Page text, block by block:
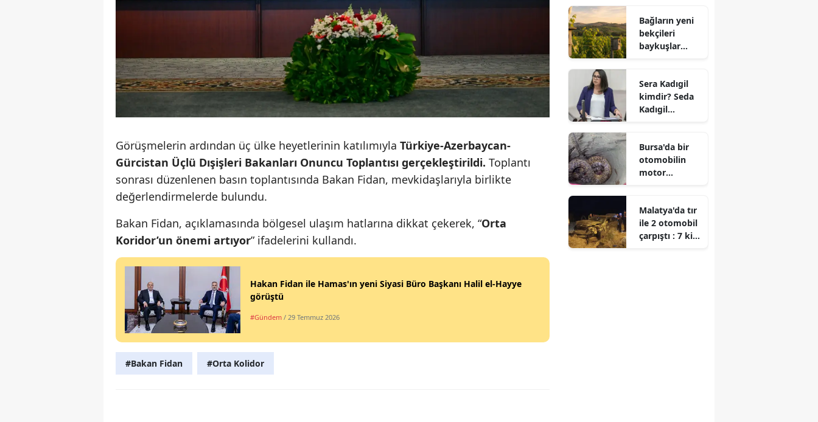
Kayseri
Kırklareli
Kırşehir
Kocaeli
Konya
Kütahya
Malatya
Kahramanmaraş
Mardin
Nevşehir
Niğde
Görüşmelerin ardından üç ülke heyetlerinin katılımıyla Türkiye-Azerbaycan-
Gürcistan Üçlü Dışişleri Bakanları Onuncu Toplantısı gerçekleştirildi. Toplantı
sonrası düzenlenen basın toplantısında Bakan Fidan, mevkidaşlarıyla birlikte
değerlendirmelerde bulundu.
Bakan Fidan, açıklamasında bölgesel ulaşım hatlarına dikkat çekerek, “Orta
Koridor’un önemi artıyor” ifadelerini kullandı.
Hakan Fidan ile Hamas'ın yeni Siyasi Büro Başkanı Halil el-Hayye
görüştü
#Gündem / 29 Temmuz 2026
#Bakan Fidan #Orta Kolidor
Bağların yeni
bekçileri
baykuşlar
kutusu
kuruldu
Sera Kadıgil
kimdir? Seda
Kadıgil
soruşturma
açıldı? Seda
Kadıgil aslen
Bursa'da bir
otomobilin
motor
Malatya'da tır
ile 2 otomobil
çarpıştı : 7 kişi